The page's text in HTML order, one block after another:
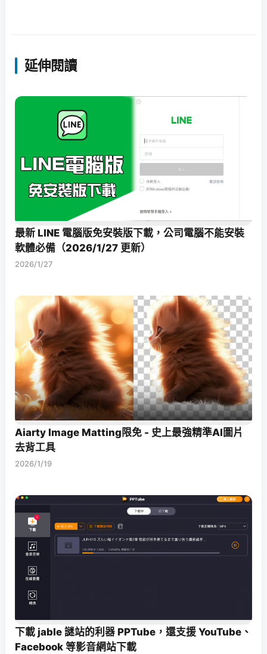
延伸閱讀
最新 LINE 電腦版免安裝版下載，公司電腦不能安裝
軟體必備（2026/1/27 更新）
2026/1/27
Aiarty Image Matting限免 - 史上最強精準AI圖片
去背工具
2026/1/19
下載 jable 謎站的利器 PPTube，還支援 YouTube、
Facebook 等影音網站下載